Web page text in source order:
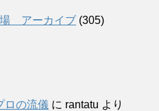
場 アーカイブ (305)
ロの流儀 に rantatu より